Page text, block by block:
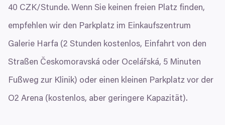
40 CZK/​Stunde. Wenn Sie keinen freien Platz finden,
empfehlen wir den Parkplatz im Einkaufszentrum
Galerie Harfa (2 Stunden kostenlos, Einfahrt von den
Straßen Českomoravská oder Ocelářská, 5 Minuten
Fußweg zur Klinik) oder einen kleinen Parkplatz vor der
O2 Arena (kostenlos, aber geringere Kapazität).